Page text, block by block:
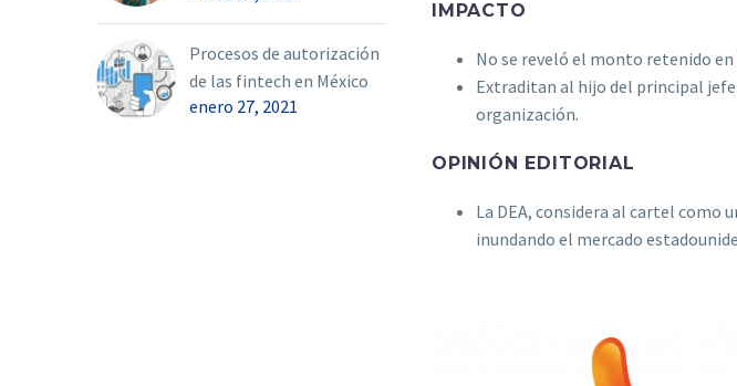
IMPACTO
No se reveló el monto retenido
Extraditan al hijo del principal jefe
organización.
OPINIÓN EDITORIAL
La DEA, considera al cartel como
inundando el mercado
Procesos de autorización
de las fintech en México
enero 27, 2021